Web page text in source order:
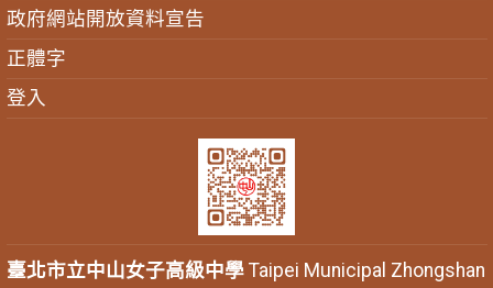
政府網站開放資料宣告
正體字
登入
臺北市立中山女子高級中學Taipei Municipal Zhongshan